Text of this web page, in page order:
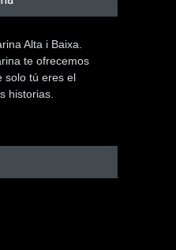
Alta i Baixa.
te ofrecemos
solo tú eres el
historias.